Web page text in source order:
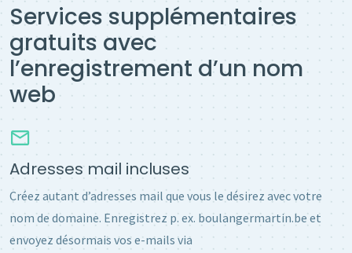
Services supplémentaires
gratuits avec
l’enregistrement d’un nom
web
Adresses mail incluses
Créez autant d’adresses mail que vous le désirez avec votre
nom de domaine. Enregistrez p. ex. boulangermartin.be et
envoyez désormais vos e-mails via